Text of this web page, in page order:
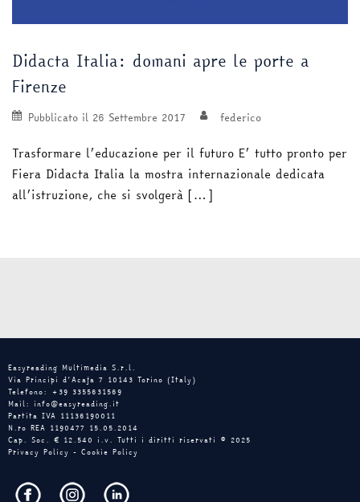
Didacta Italia: domani apre le porte a
Firenze
Pubblicato il 26 Settembre 2017 federico
Trasformare l’educazione per il futuro E’ tutto pronto per
Fiera Didacta Italia la mostra internazionale dedicata
all’istruzione, che si svolgerà […]
Easyreading Multimedia S.r.l.
Via Principi d’Acaja 7 10143 Torino (Italy)
Telefono: +39 3355631569
Mail: info@easyreading.it
Partita IVA 11136190011
N.ro REA 1190477 15.05.2014
Cap. Soc. € 12.540 i.v. Tutti i diritti riservati © 2025
Privacy Policy - Cookie Policy